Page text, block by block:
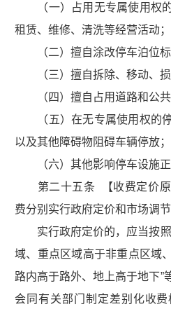
（一）占用无专属使用权的
租赁、维修、清洗等经营活动；
（二）擅自涂改停车泊位标
（三）擅自拆除、移动、损
（四）擅自占用道路和公共
（五）在无专属使用权的停
以及其他障碍物阻碍车辆停放；
（六）其他影响停车设施正
第二十五条 【收费定价原
费分别实行政府定价和市场调节
实行政府定价的，应当按照
域、重点区域高于非重点区域
路内高于路外、地上高于地下”
会同有关部门制定差别化收